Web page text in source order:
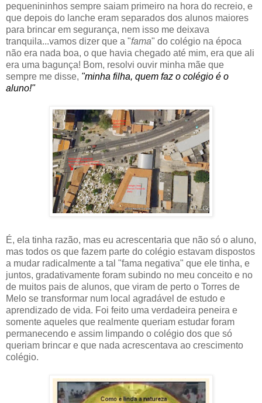
pequenininhos sempre saiam primeiro na hora do recreio, e
que depois do lanche eram separados dos alunos maiores
para brincar em segurança, nem isso me deixava
tranquila...vamos dizer que a "fama" do colégio na época
não era nada boa, o que havia chegado até mim, era que ali
era uma bagunça! Bom, resolvi ouvir minha mãe que
sempre me disse, "minha filha, quem faz o colégio é o
aluno!"
É, ela tinha razão, mas eu acrescentaria que não só o aluno,
mas todos os que fazem parte do colégio estavam dispostos
a mudar radicalmente a tal "fama negativa" que ele tinha, e
juntos, gradativamente foram subindo no meu conceito e no
de muitos pais de alunos, que viram de perto o Torres de
Melo se transformar num local agradável de estudo e
aprendizado de vida. Foi feito uma verdadeira peneira e
somente aqueles que realmente queriam estudar foram
permanecendo e assim limpando o colégio dos que só
queriam brincar e que nada acrescentava ao crescimento
colégio.